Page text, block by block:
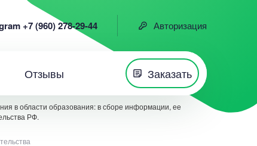
+7 (960) 278-29-44 Авторизация
Отзывы Заказать
в области образования: в сборе информации, ее
РФ.